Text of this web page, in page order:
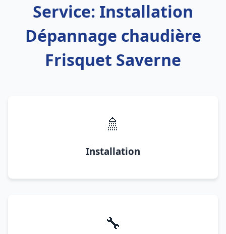
Service: Installation
Dépannage chaudière
Frisquet Saverne
🚿
Installation
🔧